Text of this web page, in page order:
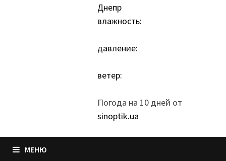
Днепр
влажность:
давление:
ветер:
Погода на 10 дней от
sinoptik.ua
МЕНЮ